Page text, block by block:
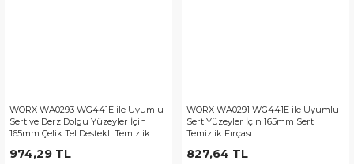
WORX WA0293 WG441E ile Uyumlu
Sert ve Derz Dolgu Yüzeyler İçin
165mm Çelik Tel Destekli Temizlik
974,29 TL
WORX WA0291 WG441E ile Uyumlu
Sert Yüzeyler İçin 165mm Sert
Temizlik Fırçası
827,64 TL